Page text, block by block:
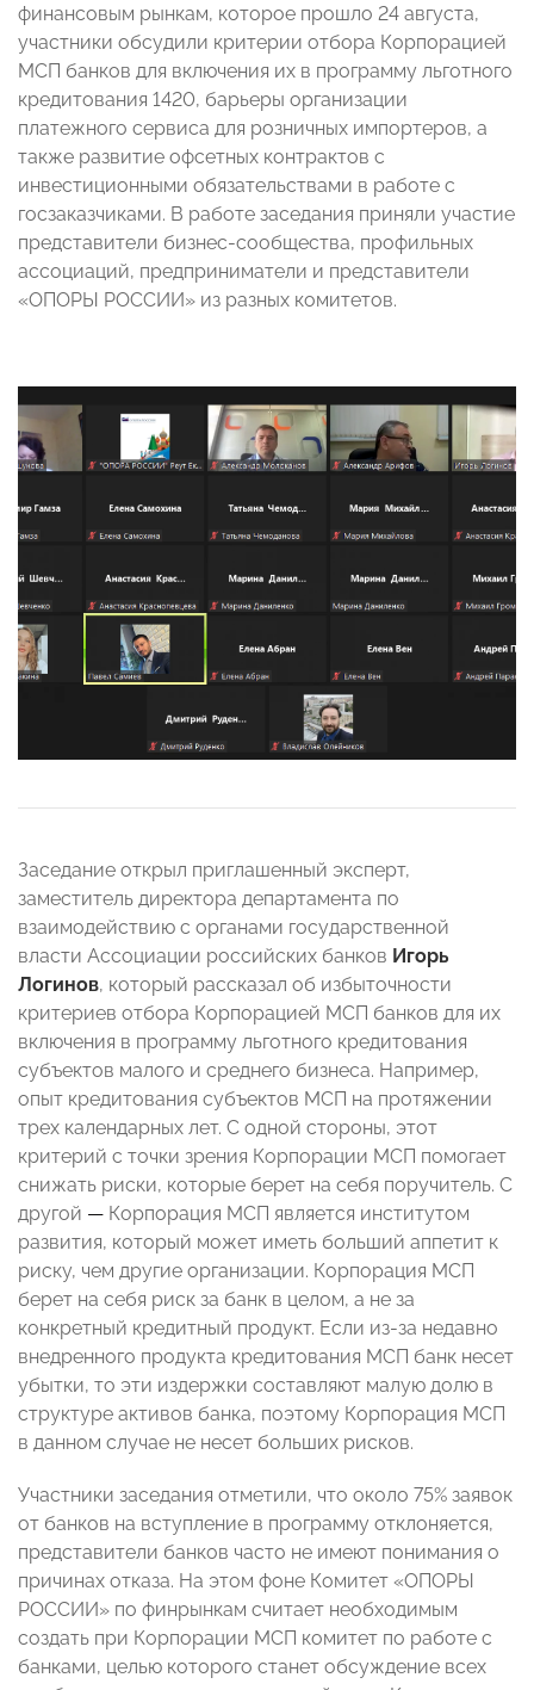
финансовым рынкам, которое прошло 24 августа,
участники обсудили критерии отбора Корпорацией
МСП банков для включения их в программу льготного
кредитования 1420, барьеры организации
платежного сервиса для розничных импортеров, а
также развитие офсетных контрактов с
инвестиционными обязательствами в работе с
госзаказчиками. В работе заседания приняли участие
представители бизнес-сообщества, профильных
ассоциаций, предприниматели и представители
«ОПОРЫ РОССИИ» из разных комитетов.
Заседание открыл приглашенный эксперт,
заместитель директора департамента по
взаимодействию с органами государственной
власти Ассоциации российских банков Игорь
Логинов, который рассказал об избыточности
критериев отбора Корпорацией МСП банков для их
включения в программу льготного кредитования
субъектов малого и среднего бизнеса. Например,
опыт кредитования субъектов МСП на протяжении
трех календарных лет. С одной стороны, этот
критерий с точки зрения Корпорации МСП помогает
снижать риски, которые берет на себя поручитель. С
другой — Корпорация МСП является институтом
развития, который может иметь больший аппетит к
риску, чем другие организации. Корпорация МСП
берет на себя риск за банк в целом, а не за
конкретный кредитный продукт. Если из-за недавно
внедренного продукта кредитования МСП банк несет
убытки, то эти издержки составляют малую долю в
структуре активов банка, поэтому Корпорация МСП
в данном случае не несет больших рисков.
Участники заседания отметили, что около 75% заявок
от банков на вступление в программу отклоняется,
представители банков часто не имеют понимания о
причинах отказа. На этом фоне Комитет «ОПОРЫ
РОССИИ» по финрынкам считает необходимым
создать при Корпорации МСП комитет по работе с
банками, целью которого станет обсуждение всех